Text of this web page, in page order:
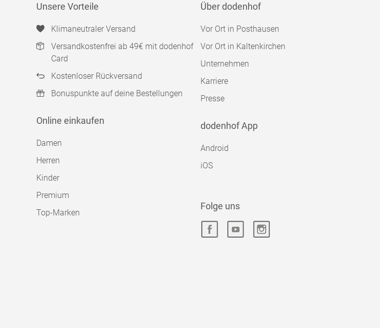
Unsere Vorteile
Klimaneutraler Versand
Versandkostenfrei ab 49€ mit dodenhof
Card
Kostenloser Rückversand
Bonuspunkte auf deine Bestellungen
Online einkaufen
Damen
Herren
Kinder
Premium
Top-Marken
Über dodenhof
Vor Ort in Posthausen
Vor Ort in Kaltenkirchen
Unternehmen
Karriere
Presse
dodenhof App
Android
iOS
Folge uns